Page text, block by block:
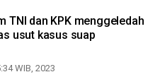
TNI dan KPK menggeledah
usut kasus suap
WIB, 2023